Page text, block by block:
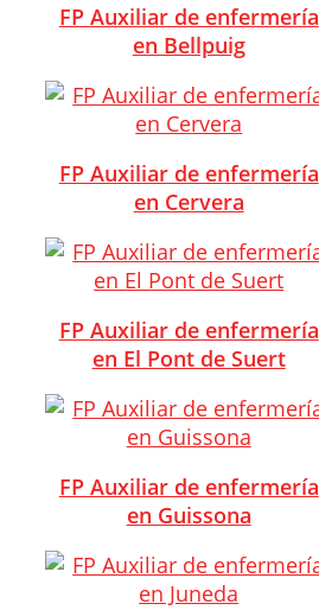
FP Auxiliar de enfermería
en Bellpuig
FP Auxiliar de enfermería
en Cervera
FP Auxiliar de enfermería
en El Pont de Suert
FP Auxiliar de enfermería
en Guissona